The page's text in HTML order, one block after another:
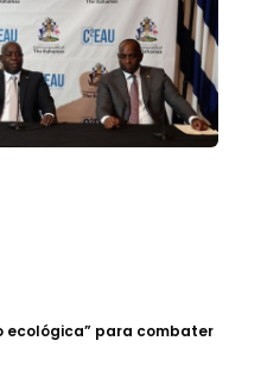
ecológica” para combater